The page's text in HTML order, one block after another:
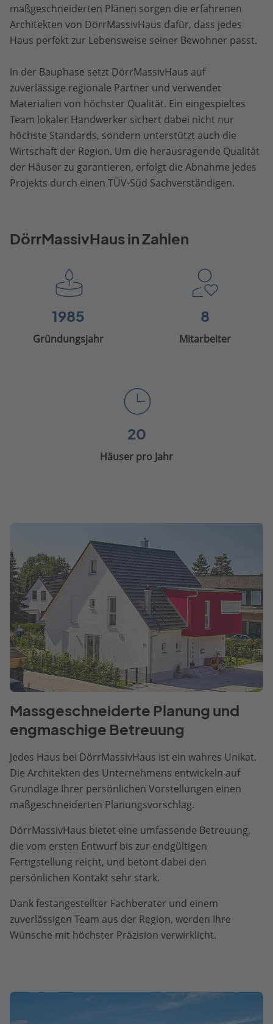
maßgeschneiderten Plänen sorgen die erfahrenen
Architekten von DörrMassivHaus dafür, dass jedes
Haus perfekt zur Lebensweise seiner Bewohner passt.
In der Bauphase setzt DörrMassivHaus auf
zuverlässige regionale Partner und verwendet
Materialien von höchster Qualität. Ein eingespieltes
Team lokaler Handwerker sichert dabei nicht nur
höchste Standards, sondern unterstützt auch die
Wirtschaft der Region. Um die herausragende Qualität
der Häuser zu garantieren, erfolgt die Abnahme jedes
Projekts durch einen TÜV-Süd Sachverständigen.
DörrMassivHaus in Zahlen
1985
Gründungsjahr
8
Mitarbeiter
20
Häuser pro Jahr
Massgeschneiderte Planung und
engmaschige Betreuung
Jedes Haus bei DörrMassivHaus ist ein wahres Unikat.
Die Architekten des Unternehmens entwickeln auf
Grundlage Ihrer persönlichen Vorstellungen einen
maßgeschneiderten Planungsvorschlag.
DörrMassivHaus bietet eine umfassende Betreuung,
die vom ersten Entwurf bis zur endgültigen
Fertigstellung reicht, und betont dabei den
persönlichen Kontakt sehr stark.
Dank festangestellter Fachberater und einem
zuverlässigen Team aus der Region, werden Ihre
Wünsche mit höchster Präzision verwirklicht.